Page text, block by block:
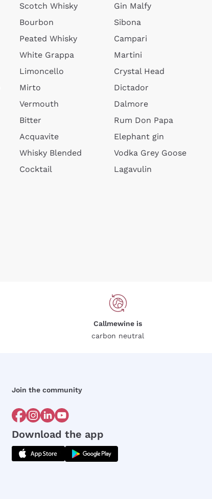
Scotch Whisky
Bourbon
Peated Whisky
White Grappa
Limoncello
Mirto
Vermouth
Bitter
Acquavite
Whisky Blended
Cocktail
Gin Malfy
Sibona
Campari
Martini
Crystal Head
Dictador
Dalmore
Rum Don Papa
Elephant gin
Vodka Grey Goose
Lagavulin
Callmewine is
carbon neutral
Join the community
Download the app